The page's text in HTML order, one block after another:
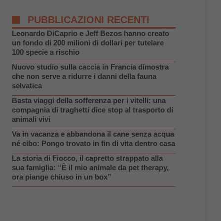
PUBBLICAZIONI RECENTI
Leonardo DiCaprio e Jeff Bezos hanno creato
un fondo di 200 milioni di dollari per tutelare
100 specie a rischio
Nuovo studio sulla caccia in Francia dimostra
che non serve a ridurre i danni della fauna
selvatica
Basta viaggi della sofferenza per i vitelli: una
compagnia di traghetti dice stop al trasporto di
animali vivi
Va in vacanza e abbandona il cane senza acqua
né cibo: Pongo trovato in fin di vita dentro casa
La storia di Fiocco, il capretto strappato alla
sua famiglia: “È il mio animale da pet therapy,
ora piange chiuso in un box”